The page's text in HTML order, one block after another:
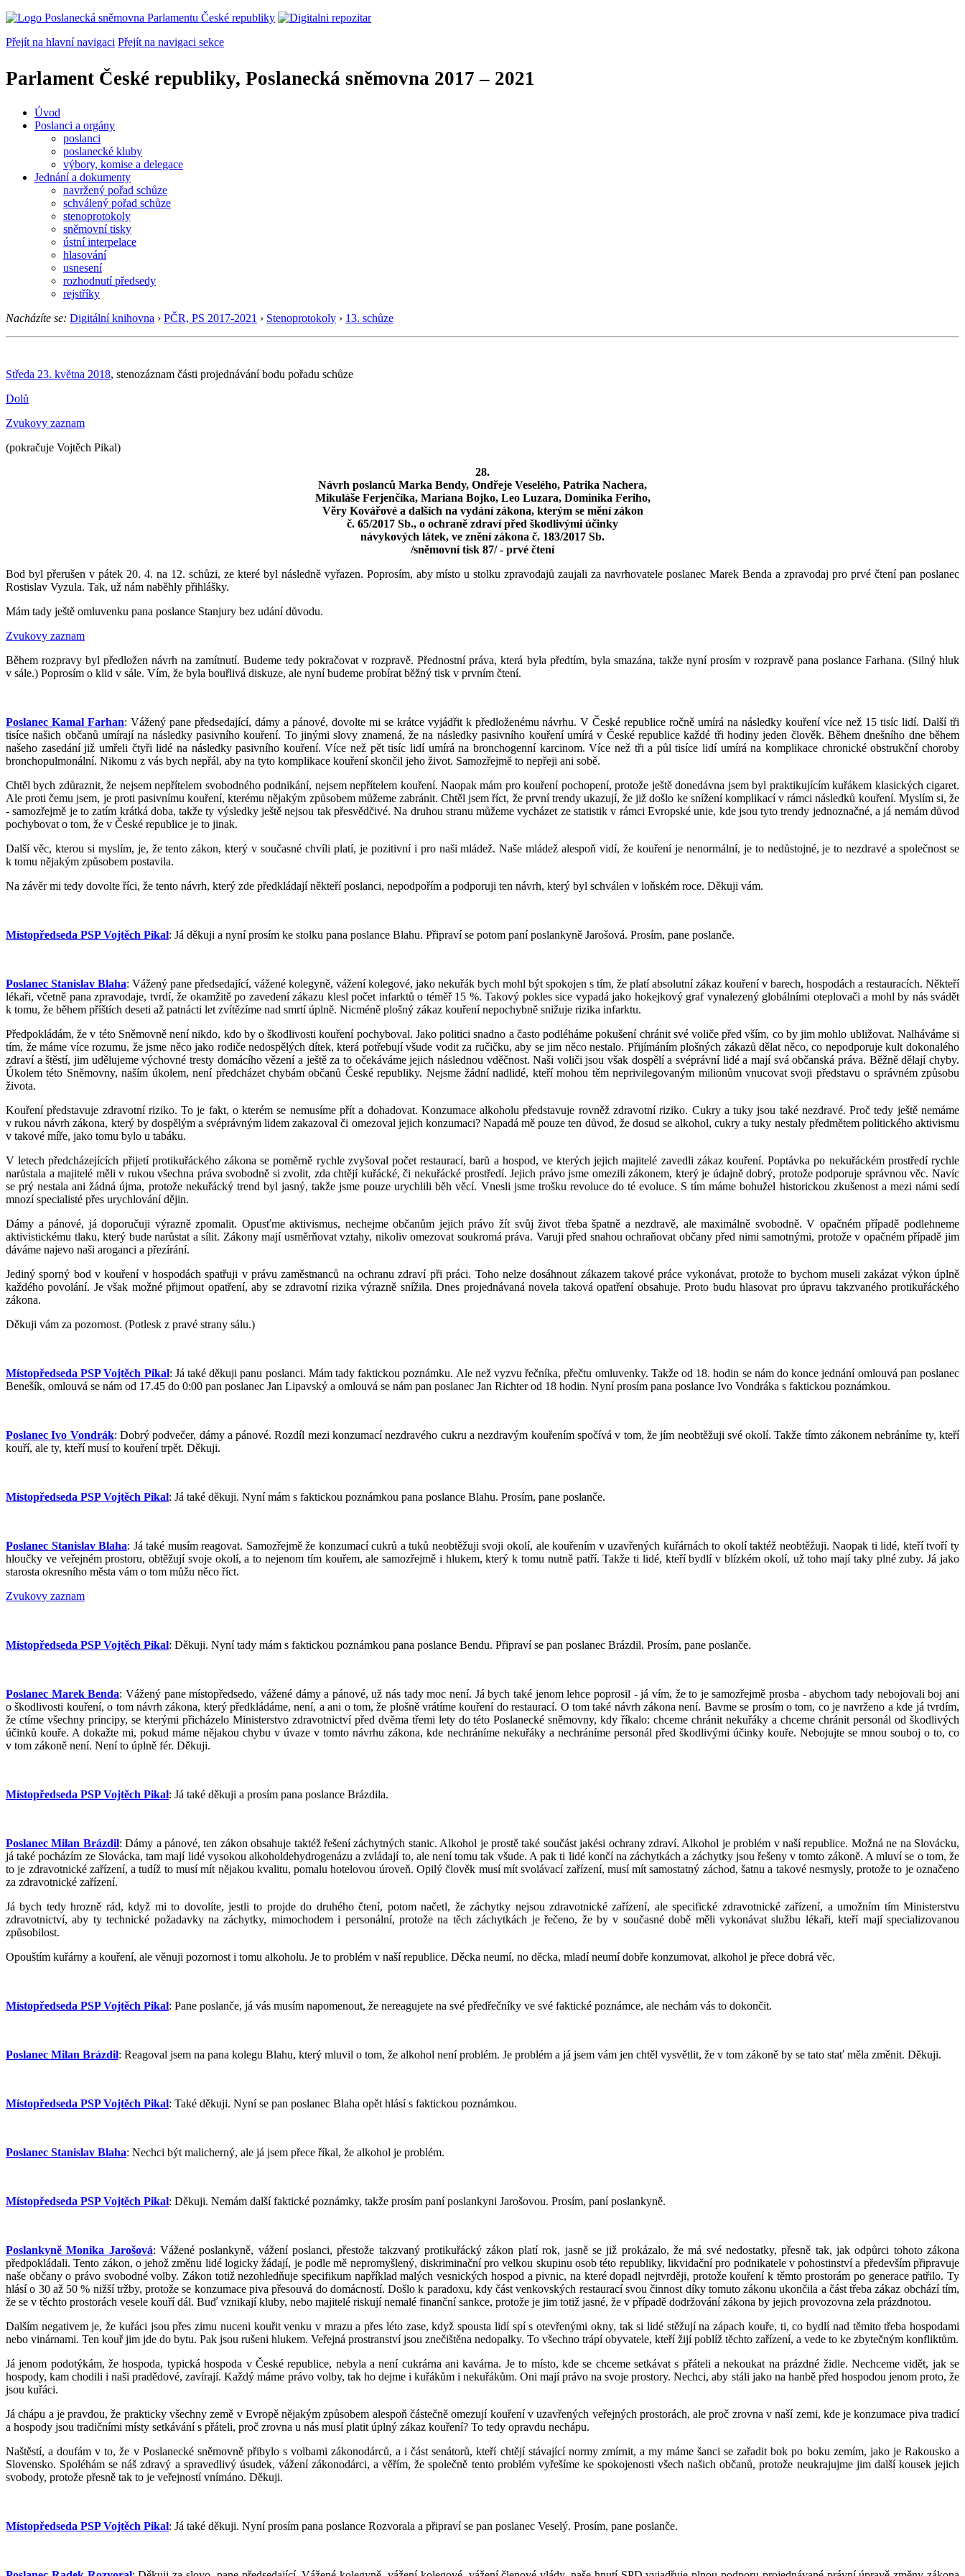
Přejít na hlavní navigaci Přejít na navigaci sekce
Parlament České republiky, Poslanecká sněmovna 2017 – 2021
Úvod
Poslanci a orgány
poslanci
poslanecké kluby
výbory, komise a delegace
Jednání a dokumenty
navržený pořad schůze
schválený pořad schůze
stenoprotokoly
sněmovní tisky
ústní interpelace
hlasování
usnesení
rozhodnutí předsedy
rejstříky
Nacházíte se: Digitální knihovna › PČR, PS 2017-2021 › Stenoprotokoly › 13. schůze
Středa 23. května 2018, stenozáznam části projednávání bodu pořadu schůze
Dolů
Zvukovy zaznam
(pokračuje Vojtěch Pikal)
28.
Návrh poslanců Marka Bendy, Ondřeje Veselého, Patrika Nachera,
Mikuláše Ferjenčíka, Mariana Bojko, Leo Luzara, Dominika Feriho,
Věry Kovářové a dalších na vydání zákona, kterým se mění zákon
č. 65/2017 Sb., o ochraně zdraví před škodlivými účinky
návykových látek, ve znění zákona č. 183/2017 Sb.
/sněmovní tisk 87/ - prvé čtení
Bod byl přerušen v pátek 20. 4. na 12. schůzi, ze které byl následně vyřazen. Poprosím, aby místo u stolku zpravodajů zaujali za navrhovatele poslanec Marek Benda a zpravodaj pro prvé čtení pan poslanec
Rostislav Vyzula. Tak, už nám naběhly přihlášky.
Mám tady ještě omluvenku pana poslance Stanjury bez udání důvodu.
Zvukovy zaznam
Během rozpravy byl předložen návrh na zamítnutí. Budeme tedy pokračovat v rozpravě. Přednostní práva, která byla předtím, byla smazána, takže nyní prosím v rozpravě pana poslance Farhana. (Silný hluk
v sále.) Poprosím o klid v sále. Vím, že byla bouřlivá diskuze, ale nyní budeme probírat běžný tisk v prvním čtení.
Poslanec Kamal Farhan: Vážený pane předsedající, dámy a pánové, dovolte mi se krátce vyjádřit k předloženému návrhu. V České republice ročně umírá na následky kouření více než 15 tisíc lidí. Další tři
tisíce našich občanů umírají na následky pasivního kouření. To jinými slovy znamená, že na následky pasivního kouření umírá v České republice každé tři hodiny jeden člověk. Během dnešního dne během
našeho zasedání již umřeli čtyři lidé na následky pasivního kouření. Více než pět tisíc lidí umírá na bronchogenní karcinom. Více než tři a půl tisíce lidí umírá na komplikace chronické obstrukční choroby
bronchopulmonální. Nikomu z vás bych nepřál, aby na tyto komplikace kouření skončil jeho život. Samozřejmě to nepřeji ani sobě.
Chtěl bych zdůraznit, že nejsem nepřítelem svobodného podnikání, nejsem nepřítelem kouření. Naopak mám pro kouření pochopení, protože ještě donedávna jsem byl praktikujícím kuřákem klasických cigaret.
Ale proti čemu jsem, je proti pasivnímu kouření, kterému nějakým způsobem můžeme zabránit. Chtěl jsem říct, že první trendy ukazují, že již došlo ke snížení komplikací v rámci následků kouření. Myslím si, že
- samozřejmě je to zatím krátká doba, takže ty výsledky ještě nejsou tak přesvědčivé. Na druhou stranu můžeme vycházet ze statistik v rámci Evropské unie, kde jsou tyto trendy jednoznačné, a já nemám důvod
pochybovat o tom, že v České republice je to jinak.
Další věc, kterou si myslím, je, že tento zákon, který v současné chvíli platí, je pozitivní i pro naši mládež. Naše mládež alespoň vidí, že kouření je nenormální, je to nedůstojné, je to nezdravé a společnost se
k tomu nějakým způsobem postavila.
Na závěr mi tedy dovolte říci, že tento návrh, který zde předkládají někteří poslanci, nepodpořím a podporuji ten návrh, který byl schválen v loňském roce. Děkuji vám.
Místopředseda PSP Vojtěch Pikal: Já děkuji a nyní prosím ke stolku pana poslance Blahu. Připraví se potom paní poslankyně Jarošová. Prosím, pane poslanče.
Poslanec Stanislav Blaha: Vážený pane předsedající, vážené kolegyně, vážení kolegové, jako nekuřák bych mohl být spokojen s tím, že platí absolutní zákaz kouření v barech, hospodách a restauracích. Někteří
lékaři, včetně pana zpravodaje, tvrdí, že okamžitě po zavedení zákazu klesl počet infarktů o téměř 15 %. Takový pokles sice vypadá jako hokejkový graf vynalezený globálními oteplovači a mohl by nás svádět
k tomu, že během příštích deseti až patnácti let zvítězíme nad smrtí úplně. Nicméně plošný zákaz kouření nepochybně snižuje rizika infarktu.
Předpokládám, že v této Sněmovně není nikdo, kdo by o škodlivosti kouření pochyboval. Jako politici snadno a často podléháme pokušení chránit své voliče před vším, co by jim mohlo ubližovat. Nalháváme si
tím, že máme více rozumu, že jsme něco jako rodiče nedospělých dítek, která potřebují všude vodit za ručičku, aby se jim něco nestalo. Přijímáním plošných zákazů dělat něco, co nepodporuje kult dokonalého
zdraví a štěstí, jim udělujeme výchovné tresty domácího vězení a ještě za to očekáváme jejich následnou vděčnost. Naši voliči jsou však dospělí a svéprávní lidé a mají svá občanská práva. Běžně dělají chyby.
Úkolem této Sněmovny, naším úkolem, není předcházet chybám občanů České republiky. Nejsme žádní nadlidé, kteří mohou těm neprivilegovaným milionům vnucovat svoji představu o správném způsobu
života.
Kouření představuje zdravotní riziko. To je fakt, o kterém se nemusíme přít a dohadovat. Konzumace alkoholu představuje rovněž zdravotní riziko. Cukry a tuky jsou také nezdravé. Proč tedy ještě nemáme
v rukou návrh zákona, který by dospělým a svéprávným lidem zakazoval či omezoval jejich konzumaci? Napadá mě pouze ten důvod, že dosud se alkohol, cukry a tuky nestaly předmětem politického aktivismu
v takové míře, jako tomu bylo u tabáku.
V letech předcházejících přijetí protikuřáckého zákona se poměrně rychle zvyšoval počet restaurací, barů a hospod, ve kterých jejich majitelé zavedli zákaz kouření. Poptávka po nekuřáckém prostředí rychle
narůstala a majitelé měli v rukou všechna práva svobodně si zvolit, zda chtějí kuřácké, či nekuřácké prostředí. Jejich právo jsme omezili zákonem, který je údajně dobrý, protože podporuje správnou věc. Navíc
se prý nestala ani žádná újma, protože nekuřácký trend byl jasný, takže jsme pouze urychlili běh věcí. Vnesli jsme trošku revoluce do té evoluce. S tím máme bohužel historickou zkušenost a mezi námi sedí
mnozí specialisté přes urychlování dějin.
Dámy a pánové, já doporučuji výrazně zpomalit. Opusťme aktivismus, nechejme občanům jejich právo žít svůj život třeba špatně a nezdravě, ale maximálně svobodně. V opačném případě podlehneme
aktivistickému tlaku, který bude narůstat a sílit. Zákony mají usměrňovat vztahy, nikoliv omezovat soukromá práva. Varuji před snahou ochraňovat občany před nimi samotnými, protože v opačném případě jim
dáváme najevo naši aroganci a přezírání.
Jediný sporný bod v kouření v hospodách spatřuji v právu zaměstnanců na ochranu zdraví při práci. Toho nelze dosáhnout zákazem takové práce vykonávat, protože to bychom museli zakázat výkon úplně
každého povolání. Je však možné přijmout opatření, aby se zdravotní rizika výrazně snížila. Dnes projednávaná novela taková opatření obsahuje. Proto budu hlasovat pro úpravu takzvaného protikuřáckého
zákona.
Děkuji vám za pozornost. (Potlesk z pravé strany sálu.)
Místopředseda PSP Vojtěch Pikal: Já také děkuji panu poslanci. Mám tady faktickou poznámku. Ale než vyzvu řečníka, přečtu omluvenky. Takže od 18. hodin se nám do konce jednání omlouvá pan poslanec
Benešík, omlouvá se nám od 17.45 do 0:00 pan poslanec Jan Lipavský a omlouvá se nám pan poslanec Jan Richter od 18 hodin. Nyní prosím pana poslance Ivo Vondráka s faktickou poznámkou.
Poslanec Ivo Vondrák: Dobrý podvečer, dámy a pánové. Rozdíl mezi konzumací nezdravého cukru a nezdravým kouřením spočívá v tom, že jím neobtěžuji své okolí. Takže tímto zákonem nebráníme ty, kteří
kouří, ale ty, kteří musí to kouření trpět. Děkuji.
Místopředseda PSP Vojtěch Pikal: Já také děkuji. Nyní mám s faktickou poznámkou pana poslance Blahu. Prosím, pane poslanče.
Poslanec Stanislav Blaha: Já také musím reagovat. Samozřejmě že konzumací cukrů a tuků neobtěžuji svoji okolí, ale kouřením v uzavřených kuřárnách to okolí taktéž neobtěžuji. Naopak ti lidé, kteří tvoří ty
hloučky ve veřejném prostoru, obtěžují svoje okolí, a to nejenom tím kouřem, ale samozřejmě i hlukem, který k tomu nutně patří. Takže ti lidé, kteří bydlí v blízkém okolí, už toho mají taky plné zuby. Já jako
starosta okresního města vám o tom můžu něco říct.
Zvukovy zaznam
Místopředseda PSP Vojtěch Pikal: Děkuji. Nyní tady mám s faktickou poznámkou pana poslance Bendu. Připraví se pan poslanec Brázdil. Prosím, pane poslanče.
Poslanec Marek Benda: Vážený pane místopředsedo, vážené dámy a pánové, už nás tady moc není. Já bych také jenom lehce poprosil - já vím, že to je samozřejmě prosba - abychom tady nebojovali boj ani
o škodlivosti kouření, o tom návrh zákona, který předkládáme, není, a ani o tom, že plošně vrátíme kouření do restaurací. O tom také návrh zákona není. Bavme se prosím o tom, co je navrženo a kde já tvrdím,
že ctíme všechny principy, se kterými přicházelo Ministerstvo zdravotnictví před dvěma třemi lety do této Poslanecké sněmovny, kdy říkalo: chceme chránit nekuřáky a chceme chránit personál od škodlivých
účinků kouře. A dokažte mi, pokud máme nějakou chybu v úvaze v tomto návrhu zákona, kde nechráníme nekuřáky a nechráníme personál před škodlivými účinky kouře. Nebojujte se mnou souboj o to, co
v tom zákoně není. Není to úplně fér. Děkuji.
Místopředseda PSP Vojtěch Pikal: Já také děkuji a prosím pana poslance Brázdila.
Poslanec Milan Brázdil: Dámy a pánové, ten zákon obsahuje taktéž řešení záchytných stanic. Alkohol je prostě také součást jakési ochrany zdraví. Alkohol je problém v naší republice. Možná ne na Slovácku,
já také pocházím ze Slovácka, tam mají lidé vysokou alkoholdehydrogenázu a zvládají to, ale není tomu tak všude. A pak ti lidé končí na záchytkách a záchytky jsou řešeny v tomto zákoně. A mluví se o tom, že
to je zdravotnické zařízení, a tudíž to musí mít nějakou kvalitu, pomalu hotelovou úroveň. Opilý člověk musí mít svolávací zařízení, musí mít samostatný záchod, šatnu a takové nesmysly, protože to je označeno
za zdravotnické zařízení.
Já bych tedy hrozně rád, když mi to dovolíte, jestli to projde do druhého čtení, potom načetl, že záchytky nejsou zdravotnické zařízení, ale specifické zdravotnické zařízení, a umožním tím Ministerstvu
zdravotnictví, aby ty technické požadavky na záchytky, mimochodem i personální, protože na těch záchytkách je řečeno, že by v současné době měli vykonávat službu lékaři, kteří mají specializovanou
způsobilost.
Opouštím kuřárny a kouření, ale věnuji pozornost i tomu alkoholu. Je to problém v naší republice. Děcka neumí, no děcka, mladí neumí dobře konzumovat, alkohol je přece dobrá věc.
Místopředseda PSP Vojtěch Pikal: Pane poslanče, já vás musím napomenout, že nereagujete na své předřečníky ve své faktické poznámce, ale nechám vás to dokončit.
Poslanec Milan Brázdil: Reagoval jsem na pana kolegu Blahu, který mluvil o tom, že alkohol není problém. Je problém a já jsem vám jen chtěl vysvětlit, že v tom zákoně by se tato stať měla změnit. Děkuji.
Místopředseda PSP Vojtěch Pikal: Také děkuji. Nyní se pan poslanec Blaha opět hlásí s faktickou poznámkou.
Poslanec Stanislav Blaha: Nechci být malicherný, ale já jsem přece říkal, že alkohol je problém.
Místopředseda PSP Vojtěch Pikal: Děkuji. Nemám další faktické poznámky, takže prosím paní poslankyni Jarošovou. Prosím, paní poslankyně.
Poslankyně Monika Jarošová: Vážené poslankyně, vážení poslanci, přestože takzvaný protikuřácký zákon platí rok, jasně se již prokázalo, že má své nedostatky, přesně tak, jak odpůrci tohoto zákona
předpokládali. Tento zákon, o jehož změnu lidé logicky žádají, je podle mě nepromyšlený, diskriminační pro velkou skupinu osob této republiky, likvidační pro podnikatele v pohostinství a především připravuje
naše občany o právo svobodné volby. Zákon totiž nezohledňuje specifikum například malých vesnických hospod a pivnic, na které dopadl nejtvrději, protože kouření k těmto prostorám po generace patřilo. Ty
hlásí o 30 až 50 % nižší tržby, protože se konzumace piva přesouvá do domácností. Došlo k paradoxu, kdy část venkovských restaurací svou činnost díky tomuto zákonu ukončila a část třeba zákaz obchází tím,
že se v těchto prostorách vesele kouří dál. Buď vznikají kluby, nebo majitelé riskují nemalé finanční sankce, protože je jim totiž jasné, že v případě dodržování zákona by jejich provozovna zela prázdnotou.
Dalším negativem je, že kuřáci jsou přes zimu nuceni kouřit venku v mrazu a přes léto zase, když spousta lidí spí s otevřenými okny, tak si lidé stěžují na zápach kouře, ti, co bydlí nad těmito třeba hospodami
nebo vinárnami. Ten kouř jim jde do bytu. Pak jsou rušeni hlukem. Veřejná prostranství jsou znečištěna nedopalky. To všechno trápí obyvatele, kteří žijí poblíž těchto zařízení, a vede to ke zbytečným konfliktům.
Já jenom podotýkám, že hospoda, typická hospoda v České republice, nebyla a není cukrárna ani kavárna. Je to místo, kde se chceme setkávat s přáteli a nekoukat na prázdné židle. Nechceme vidět, jak se
hospody, kam chodili i naši pradědové, zavírají. Každý máme právo volby, tak ho dejme i kuřákům i nekuřákům. Oni mají právo na svoje prostory. Nechci, aby stáli jako na hanbě před hospodou jenom proto, že
jsou kuřáci.
Já chápu a je pravdou, že prakticky všechny země v Evropě nějakým způsobem alespoň částečně omezují kouření v uzavřených veřejných prostorách, ale proč zrovna v naší zemi, kde je konzumace piva tradicí
a hospody jsou tradičními místy setkávání s přáteli, proč zrovna u nás musí platit úplný zákaz kouření? To tedy opravdu nechápu.
Naštěstí, a doufám v to, že v Poslanecké sněmovně přibylo s volbami zákonodárců, a i část senátorů, kteří chtějí stávající normy zmírnit, a my máme šanci se zařadit bok po boku zemím, jako je Rakousko a
Slovensko. Spoléhám se náš zdravý a spravedlivý úsudek, vážení zákonodárci, a věřím, že společně tento problém vyřešíme ke spokojenosti všech našich občanů, protože neukrajujme jim další kousek jejich
svobody, protože přesně tak to je veřejností vnímáno. Děkuji.
Místopředseda PSP Vojtěch Pikal: Já také děkuji. Nyní prosím pana poslance Rozvorala a připraví se pan poslanec Veselý. Prosím, pane poslanče.